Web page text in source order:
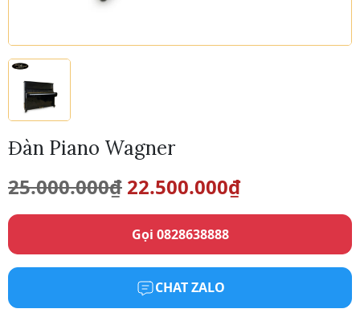
Đàn Piano Wagner
25.000.000₫ Giá
gốc
là:
25.000.000₫.
22.500.000₫Giá
hiện
là:
22.500.000₫.
Gọi 0828638888
CHAT ZALO